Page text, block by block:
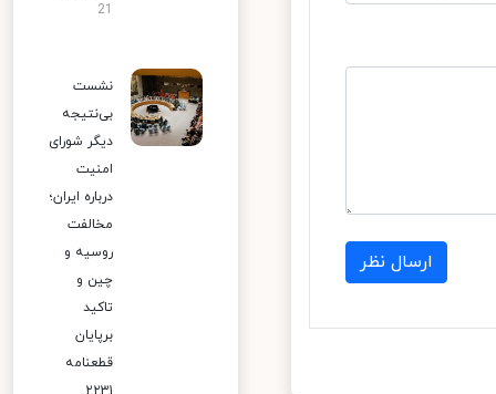
ارسال نظر
نشست
بی‌نتیجه
دیگر شورای
امنیت
درباره ایران؛
مخالفت
روسیه و
چین و
تاکید
برپایان
قطعنامه